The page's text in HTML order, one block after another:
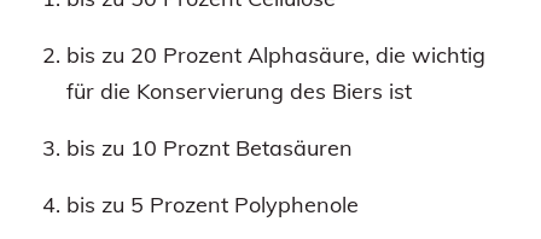
bis zu 20 Prozent Alphasäure, die wichtig
für die Konservierung des Biers ist
bis zu 10 Proznt Betasäuren
bis zu 5 Prozent Polyphenole